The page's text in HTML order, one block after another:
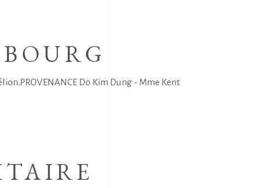
Do Kim Dung - Mme Kent